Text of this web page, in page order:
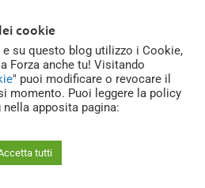
cookie
su questo blog utilizzo i Cookie,
Forza anche tu! Visitando
" puoi modificare o revocare il
momento. Puoi leggere la policy
apposita pagina:
tutti